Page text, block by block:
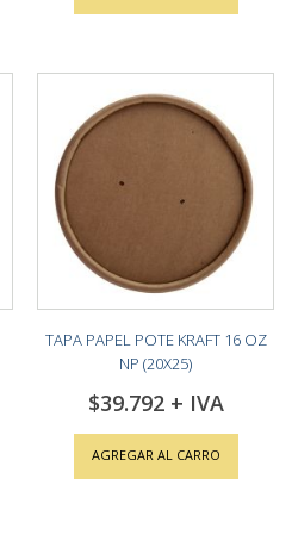
TAPA PAPEL POTE KRAFT 16 OZ
NP (20X25)
$39.792
AGREGAR AL CARRO